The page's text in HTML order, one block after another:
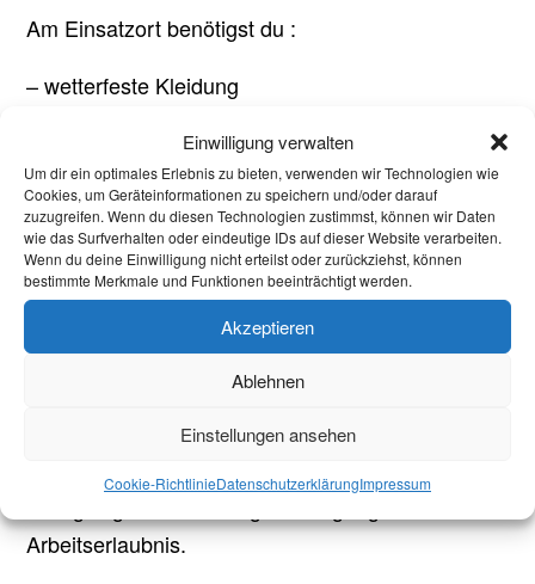
Einwilligung verwalten
Um dir ein optimales Erlebnis zu bieten, verwenden wir Technologien wie
Cookies, um Geräteinformationen zu speichern und/oder darauf
zuzugreifen. Wenn du diesen Technologien zustimmst, können wir Daten
wie das Surfverhalten oder eindeutige IDs auf dieser Website verarbeiten.
Wenn du deine Einwilligung nicht erteilst oder zurückziehst, können
bestimmte Merkmale und Funktionen beeinträchtigt werden.
Akzeptieren
Ablehnen
Einstellungen ansehen
Cookie-RichtlinieDatenschutzerklärungImpressum
Am Einsatzort benötigst du :
– wetterfeste Kleidung
– Sicherheitsschuhe der Klasse S3!
Wenn du hierin für dich eine neue
Herausforderung siehst und Du für jeweils
mindestens 1 Tag in der Woche oder bis zu 19
Wochenstunden Zeit hast, mit in unserem Team
zu arbeiten, freuen wir uns auf deine Bewerbung!
unbedingt deine Studienbescheinigung, deine
Sozialversicherungsnummer und gegebenenfalls
Arbeitserlaubnis.